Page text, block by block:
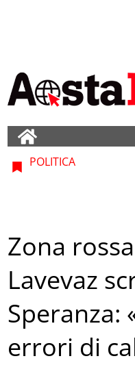
POLITICA
Zona
Lavevaz
Speranza:
errori di